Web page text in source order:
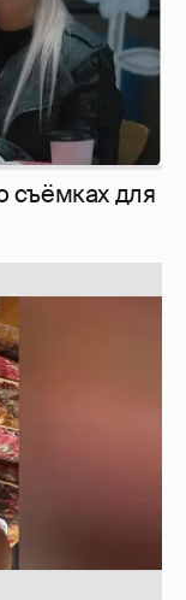
съёмках для